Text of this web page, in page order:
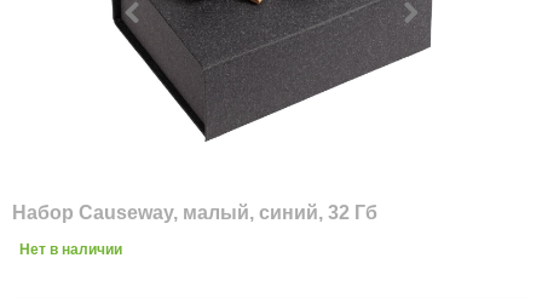
Набор Causeway, малый, синий, 32 Гб
Нет в наличии